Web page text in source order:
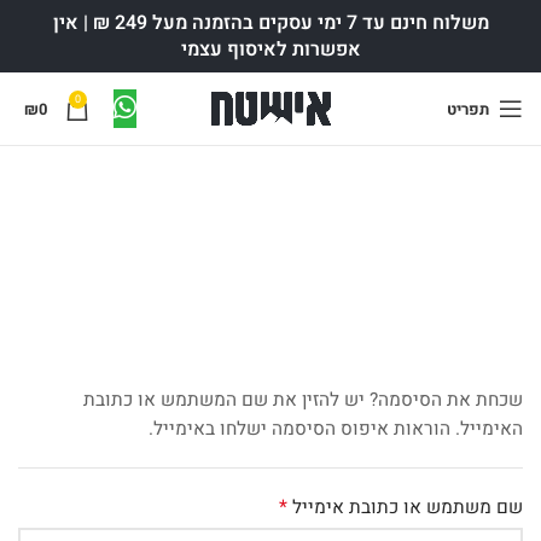
משלוח חינם עד 7 ימי עסקים בהזמנה מעל 249 ₪ | אין
אפשרות לאיסוף עצמי
תפריט 0
₪0
שכחת את הסיסמה? יש להזין את שם המשתמש או כתובת
האימייל. הוראות איפוס הסיסמה ישלחו באימייל.
שם משתמש או כתובת אימייל*